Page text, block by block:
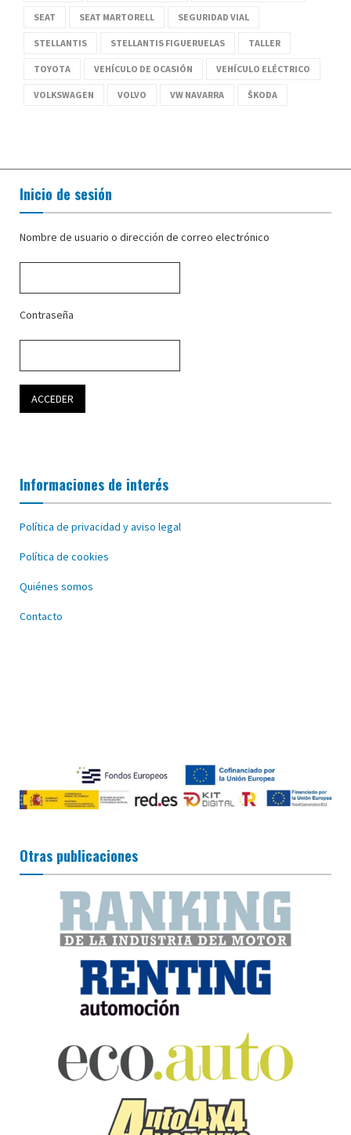
SEAT SEAT MARTORELL SEGURIDAD VIAL
STELLANTIS STELLANTIS FIGUERUELAS TALLER
TOYOTA VEHÍCULO DE OCASIÓN VEHÍCULO ELÉCTRICO
VOLKSWAGEN VOLVO VW NAVARRA ŠKODA
Inicio de sesión
Nombre de usuario o dirección de correo electrónico
Contraseña
Informaciones de interés
Política de privacidad y aviso legal
Política de cookies
Quiénes somos
Contacto
Otras publicaciones